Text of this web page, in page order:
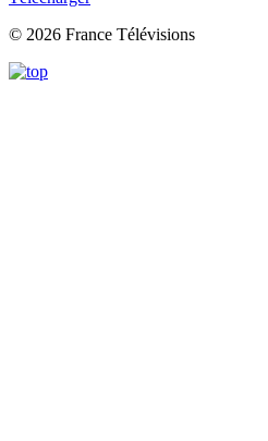
© 2026 France Télévisions